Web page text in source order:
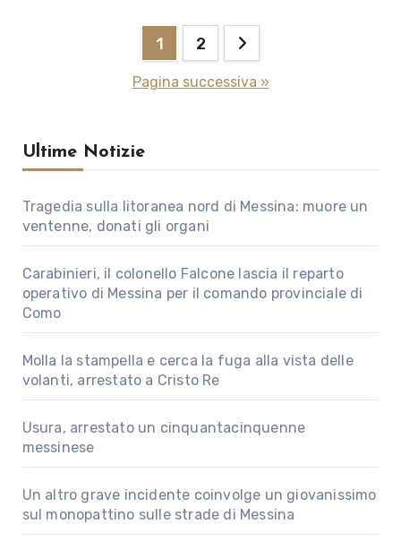
Paginazione
1 2
Pagina successiva »
Ultime Notizie
Tragedia sulla litoranea nord di Messina: muore un
ventenne, donati gli organi
Carabinieri, il colonello Falcone lascia il reparto
operativo di Messina per il comando provinciale di
Como
Molla la stampella e cerca la fuga alla vista delle
volanti, arrestato a Cristo Re
Usura, arrestato un cinquantacinquenne
messinese
Un altro grave incidente coinvolge un giovanissimo
sul monopattino sulle strade di Messina